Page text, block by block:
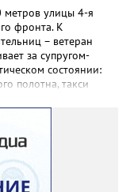
метров улицы 4-я
фронта. К
– ветеран
за супругом-
состоянии:
полотна, такси
до больного.
другие инстанции,
– всё тщетно»,
именно
и отсыпали. Для